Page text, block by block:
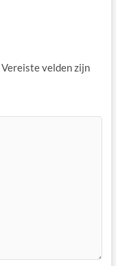
Vereiste velden zijn